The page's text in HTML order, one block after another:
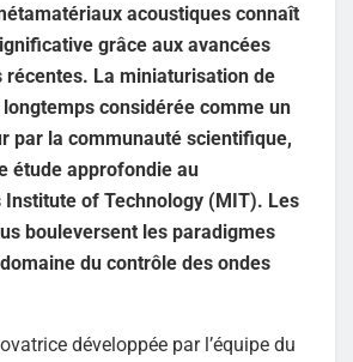
acoustiques connaît
grâce aux avancées
récentes. La miniaturisation de
considérée comme un
par la communauté scientifique,
étude approfondie au
Institute of Technology (MIT). Les
bouleversent les paradigmes
du contrôle des ondes
développée par l’équipe du